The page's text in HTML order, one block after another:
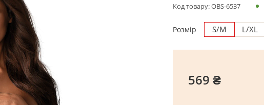
Код товару:OBS-6537
Розмір S/M L/XL
569 ₴